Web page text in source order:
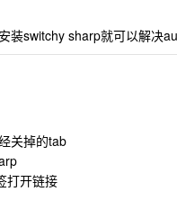
装switchy sharp就可以解决
关掉的tab
打开链接